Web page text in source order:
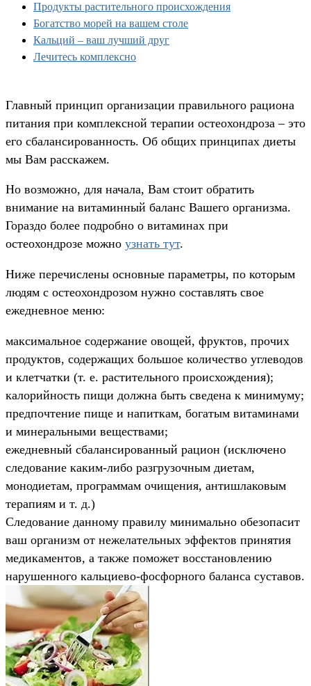
Продукты растительного происхождения
Богатство морей на вашем столе
Кальций – ваш лучший друг
Лечитесь комплексно
Главный принцип организации правильного рациона
питания при комплексной терапии остеохондроза – это
его сбалансированность. Об общих принципах диеты
мы Вам расскажем.
Но возможно, для начала, Вам стоит обратить
внимание на витаминный баланс Вашего организма.
Гораздо более подробно о витаминах при
остеохондрозе можно узнать тут.
Ниже перечислены основные параметры, по которым
людям с остеохондрозом нужно составлять свое
ежедневное меню:
максимальное содержание овощей, фруктов, прочих
продуктов, содержащих большое количество углеводов
и клетчатки (т. е. растительного происхождения);
калорийность пищи должна быть сведена к минимуму;
предпочтение пище и напиткам, богатым витаминами
и минеральными веществами;
ежедневный сбалансированный рацион (исключено
следование каким-либо разгрузочным диетам,
монодиетам, программам очищения, антишлаковым
терапиям и т. д.)
Следование данному правилу минимально обезопасит
ваш организм от нежелательных эффектов принятия
медикаментов, а также поможет восстановлению
нарушенного кальциево-фосфорного баланса суставов.